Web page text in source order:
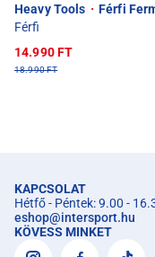
Heavy Tools · Férfi
Férfi
14.990 FT
18.990 FT
KAPCSOLAT
Hétfő - Péntek: 9.00 -
eshop@intersport.hu
KÖVESS MINKET